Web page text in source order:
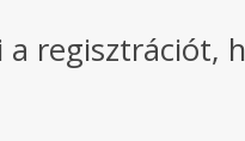
regisztrációt,